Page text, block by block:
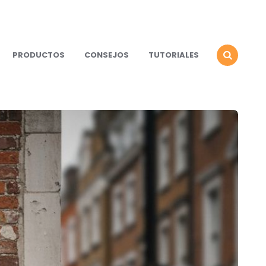
PRODUCTOS CONSEJOS TUTORIALES